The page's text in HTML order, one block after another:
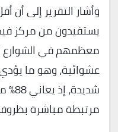
يستفيدون من مركز
معظمهم في الشوارع
عشوائية، وهو ما
مرتبطة مباشرة